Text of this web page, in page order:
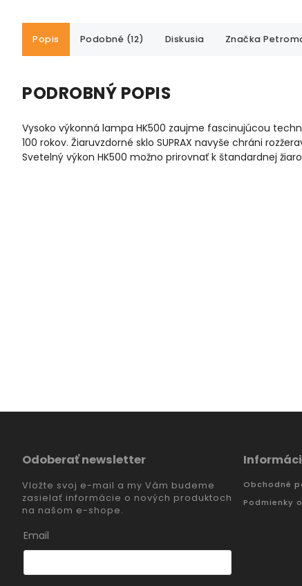
Popis Podobné (12) Diskusia Značka
PODROBNÝ POPIS
Vysoko výkonná lampa HK500 zaujme fascinujúcou
100 rokov. Žiaruvzdorné sklo SUPRAX navyše chráni
Svetelný výkon HK500 možno prirovnať k štandardnej
Odoberať newsletter
Vložte svoj e-mail a my Vám budeme
zasielať informácie o nových produktoch
na našom e-shope.
Email
Obchodné
Podmienky